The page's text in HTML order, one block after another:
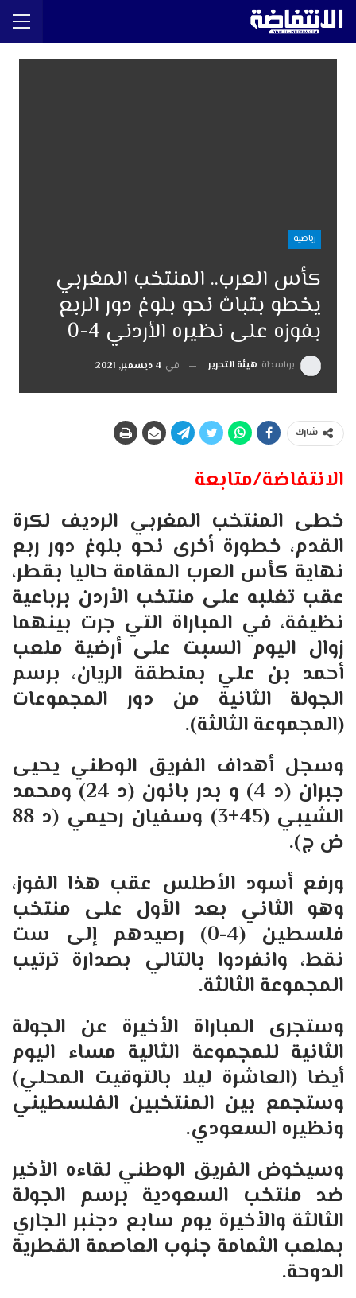
رياضية
كأس العرب.. المنتخب المغربي
يخطو بتباث نحو بلوغ دور الربع
بفوزه على نظيره الأردني 4-0
بواسطة هيئة التحرير في 4 ديسمبر, 2021
شارك
الانتفاضة/متابعة
خطى المنتخب المغربي الرديف لكرة
القدم، خطورة أخرى نحو بلوغ دور ربع
نهاية كأس العرب المقامة حاليا بقطر،
عقب تغلبه على منتخب الأردن برباعية
نظيفة، في المباراة التي جرت بينهما
زوال اليوم السبت على أرضية ملعب
أحمد بن علي بمنطقة الريان، برسم
الجولة الثانية من دور المجموعات
(المجموعة الثالثة).
وسجل أهداف الفريق الوطني يحيى
جبران (د 4) و بدر بانون (د 24) ومحمد
الشيبي (45+3) وسفيان رحيمي (د 88
ض ج).
ورفع أسود الأطلس عقب هذا الفوز،
وهو الثاني بعد الأول على منتخب
فلسطين (4-0) رصيدهم إلى ست
نقط، وانفردوا بالتالي بصدارة ترتيب
المجموعة الثالثة.
وستجرى المباراة الأخيرة عن الجولة
الثانية للمجموعة الثالية مساء اليوم
أيضا (العاشرة ليلا بالتوقيت المحلي)
وستجمع بين المنتخبين الفلسطيني
ونظيره السعودي.
وسيخوض الفريق الوطني لقاءه الأخير
ضد منتخب السعودية برسم الجولة
الثالثة والأخيرة يوم سابع دجنبر الجاري
بملعب الثمامة جنوب العاصمة القطرية
الدوحة.